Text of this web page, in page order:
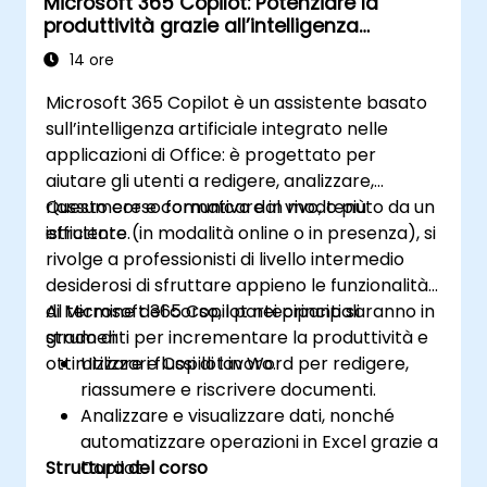
produttività grazie all’intelligenza
artificiale in Word, Excel, PowerPoint,
Outlook e Teams
14 ore
Microsoft 365 Copilot è un assistente basato
sull’intelligenza artificiale integrato nelle
applicazioni di Office: è progettato per
aiutare gli utenti a redigere, analizzare,
riassumere e comunicare in modo più
efficiente.
Questo corso formativo dal vivo, tenuto da un
istruttore (in modalità online o in presenza), si
rivolge a professionisti di livello intermedio
desiderosi di sfruttare appieno le funzionalità
di Microsoft 365 Copilot nei principali
strumenti per incrementare la produttività e
ottimizzare i flussi di lavoro.
Al termine del corso, i partecipanti saranno in
grado di:
Utilizzare Copilot in Word per redigere,
riassumere e riscrivere documenti.
Analizzare e visualizzare dati, nonché
automatizzare operazioni in Excel grazie a
Copilot.
Struttura del corso